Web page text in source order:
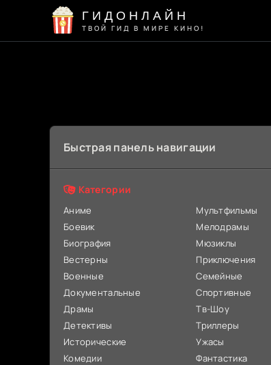
ГИДОНЛАЙН
ТВОЙ ГИД В МИРЕ КИНО!
Быстрая панель навигации
Категории
Аниме
Боевик
Биография
Вестерны
Военные
Документальные
Драмы
Детективы
Исторические
Комедии
Мультфильмы
Мелодрамы
Мюзиклы
Приключения
Семейные
Спортивные
Тв-Шоу
Триллеры
Ужасы
Фантастика